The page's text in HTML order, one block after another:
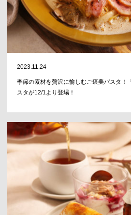
2023.11.24
季節の素材を贅沢に愉しむご褒美パスタ！
スタが12/1より登場！